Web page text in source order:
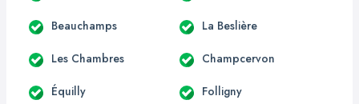
Beauchamps La Beslière
Les Chambres Champcervon
Équilly Folligny